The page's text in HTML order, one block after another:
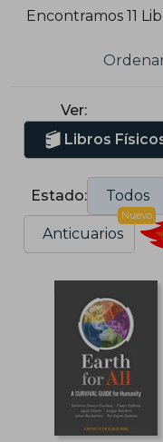
Encontramos 11
Ver:
Libros
Estado: Todos
Anticuarios
Nuevo